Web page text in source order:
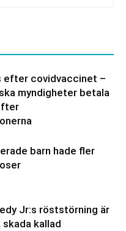
efter covidvaccinet –
myndigheter betala
barn hade fler
Jr:s röststörning är
kallad